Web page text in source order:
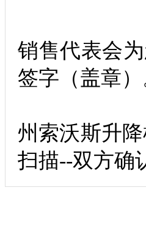
如果您
销售代表会
签字（盖章）
如果您
州索沃斯升
扫描--双方确